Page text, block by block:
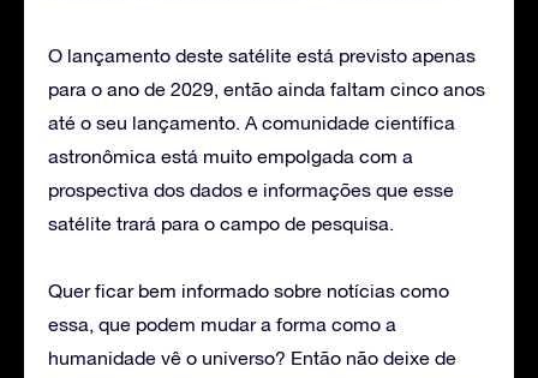
O lançamento deste satélite está previsto apenas
para o ano de 2029, então ainda faltam cinco anos
até o seu lançamento. A comunidade científica
astronômica está muito empolgada com a
prospectiva dos dados e informações que esse
satélite trará para o campo de pesquisa.
Quer ficar bem informado sobre notícias como
essa, que podem mudar a forma como a
humanidade vê o universo? Então não deixe de